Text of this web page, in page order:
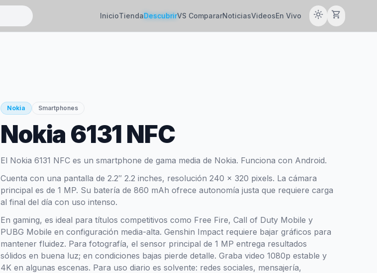
InicioTiendaDescubrirVS CompararNoticiasVideosEn Vivo light_mode shopping_cart
Nokia Smartphones
Nokia 6131 NFC
El Nokia 6131 NFC es un smartphone de gama media de Nokia. Funciona con Android.
Cuenta con una pantalla de 2.2″ 2.2 inches, resolución 240 x 320 pixels. La cámara
principal es de 1 MP. Su batería de 860 mAh ofrece autonomía justa que requiere carga
al final del día con uso intenso.
En gaming, es ideal para títulos competitivos como Free Fire, Call of Duty Mobile y
PUBG Mobile en configuración media-alta. Genshin Impact requiere bajar gráficos para
mantener fluidez. Para fotografía, el sensor principal de 1 MP entrega resultados
sólidos en buena luz; en condiciones bajas pierde detalle. Graba video 1080p estable y
4K en algunas escenas. Para uso diario es solvente: redes sociales, mensajería,